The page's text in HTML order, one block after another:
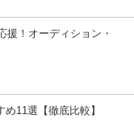
援！オーディション・
11選【徹底比較】